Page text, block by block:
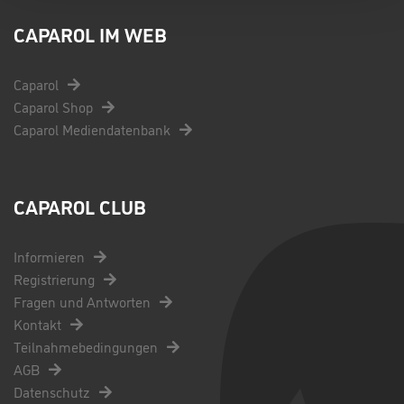
CAPAROL IM WEB
Caparol
Caparol Shop
Caparol Mediendatenbank
CAPAROL CLUB
Informieren
Registrierung
Fragen und Antworten
Kontakt
Teilnahmebedingungen
AGB
Datenschutz